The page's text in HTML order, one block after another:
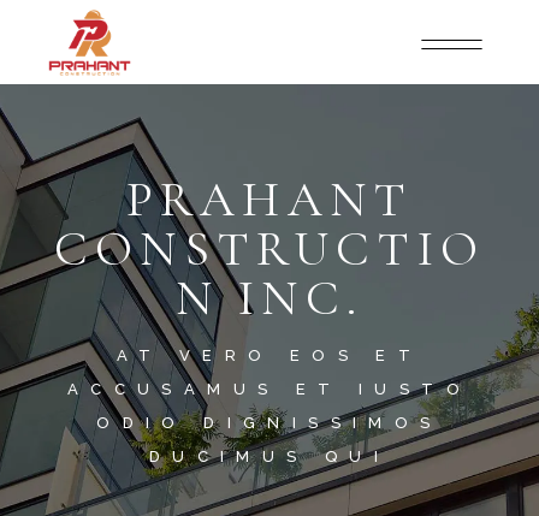
PRAHANT
CONSTRUCTIO
N INC.
AT VERO EOS ET
ACCUSAMUS ET IUSTO
ODIO DIGNISSIMOS
DUCIMUS QUI